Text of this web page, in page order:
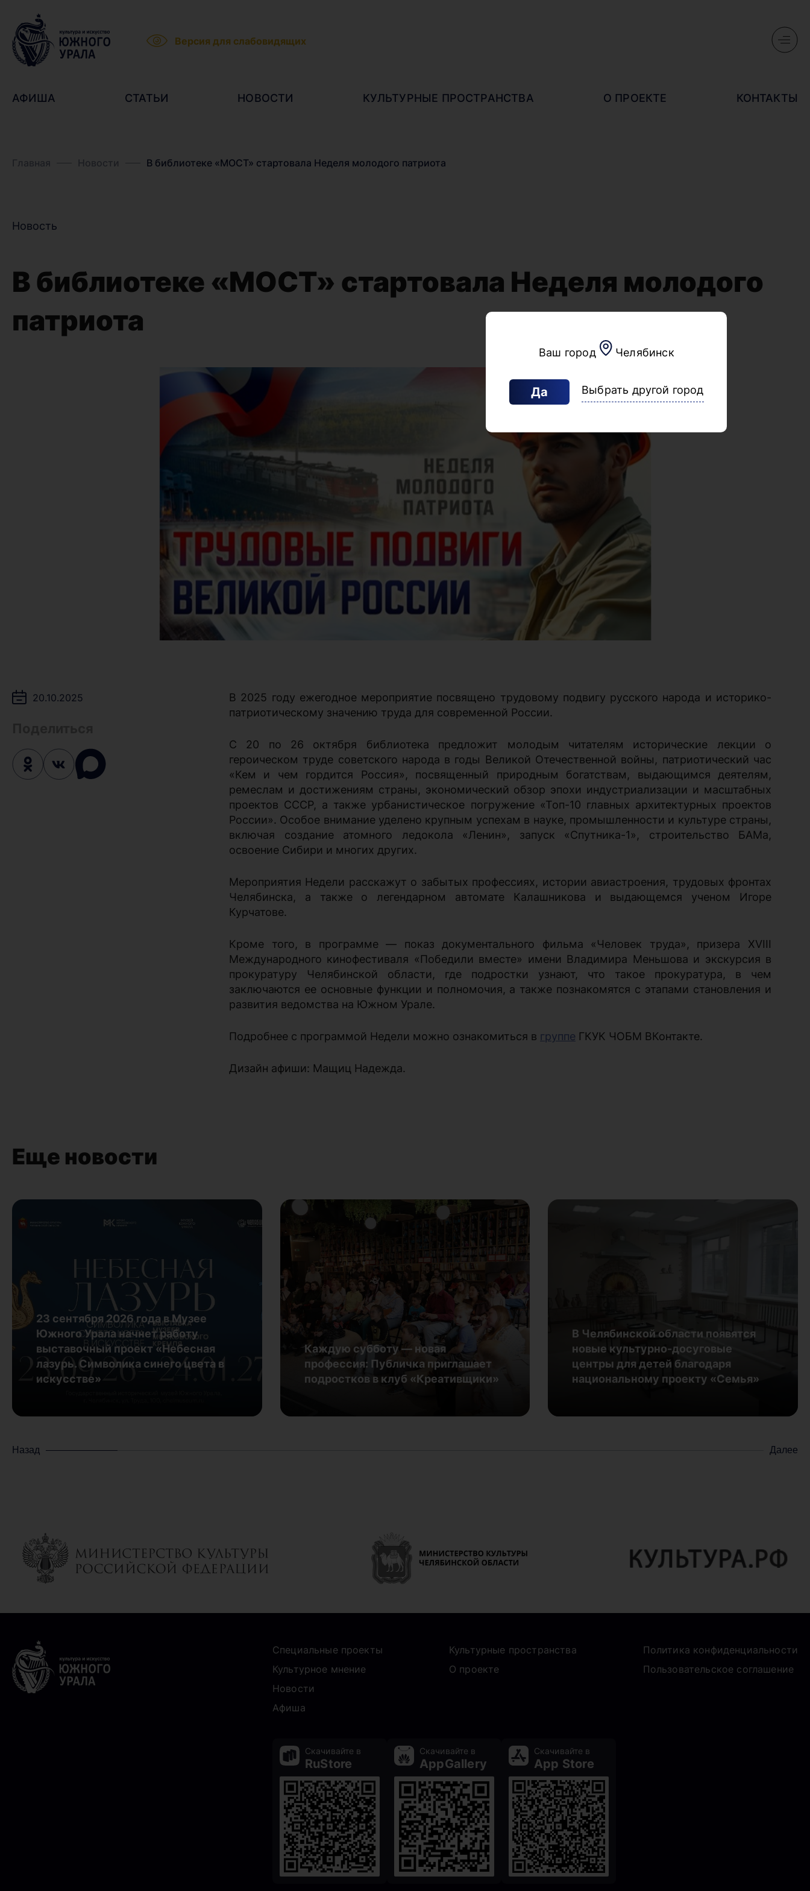
Версия для слабовидящих
Ваш город Челябинск
Да Выбрать другой город
АФИША СТАТЬИ НОВОСТИ КУЛЬТУРНЫЕ ПРОСТРАНСТВА О ПРОЕКТЕ КОНТАКТЫ
Главная Новости В библиотеке «МОСТ» стартовала Неделя молодого патриота
Новость
В библиотеке «МОСТ» стартовала Неделя молодого
патриота
20.10.2025
В 2025 году ежегодное мероприятие посвящено трудовому подвигу русского народа и историко-
патриотическому значению труда для современной России.
С 20 по 26 октября библиотека предложит молодым читателям исторические лекции о
героическом труде советского народа в годы Великой Отечественной войны, патриотический час
«Кем и чем гордится Россия», посвященный природным богатствам, выдающимся деятелям,
ремеслам и достижениям страны, экономический обзор эпохи индустриализации и масштабных
проектов СССР, а также урбанистическое погружение «Топ-10 главных архитектурных проектов
России». Особое внимание уделено крупным успехам в науке, промышленности и культуре страны,
включая создание атомного ледокола «Ленин», запуск «Спутника-1», строительство БАМа,
освоение Сибири и многих других.
Мероприятия Недели расскажут о забытых профессиях, истории авиастроения, трудовых фронтах
Челябинска, а также о легендарном автомате Калашникова и выдающемся ученом Игоре
Курчатове.
Кроме того, в программе — показ документального фильма «Человек труда», призера XVIII
Международного кинофестиваля «Победили вместе» имени Владимира Меньшова и экскурсия в
прокуратуру Челябинской области, где подростки узнают, что такое прокуратура, в чем
заключаются ее основные функции и полномочия, а также познакомятся с этапами становления и
развития ведомства на Южном Урале.
Подробнее с программой Недели можно ознакомиться в группе ГКУК ЧОБМ ВКонтакте.
Дизайн афиши: Мащиц Надежда.
Еще новости
23 сентября 2026 года в Музее
Южного Урала начнет работу
выставочный проект «Небесная
лазурь. Символика синего цвета в
искусстве»
Подробнее
23 сентября 2026 года в Музее
Южного Урала начнет работу
выставочный проект «Небесная
лазурь. Символика синего цвета в
искусстве»
профессия: Публичка приглашает
подростков в клуб «Креативщики»
Подробнее
Каждую субботу — новая
профессия: Публичка приглашает
подростков в клуб «Креативщики»
В Челябинской области появятся
новые культурно-досуговые
центры для детей благодаря
национальному проекту «Семья»
Назад Далее
Специальные проекты
Культурное мнение
Новости
Афиша
Культурные пространства
О проекте
Политика конфиденциальности
Пользовательское соглашение
Скачивайте в
RuStore
Скачивайте в
AppGallery
Скачивайте в
App Store